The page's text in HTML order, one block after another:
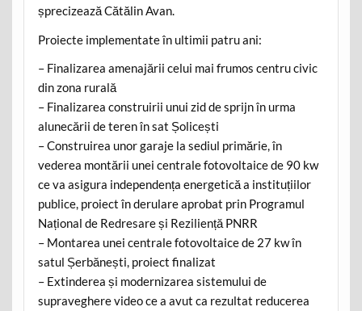
șprecizează Cătălin Avan.
Proiecte implementate în ultimii patru ani:
– Finalizarea amenajării celui mai frumos centru civic
din zona rurală
– Finalizarea construirii unui zid de sprijn în urma
alunecării de teren în sat Șolicești
– Construirea unor garaje la sediul primărie, în
vederea montării unei centrale fotovoltaice de 90 kw
ce va asigura independența energetică a instituțiilor
publice, proiect în derulare aprobat prin Programul
Național de Redresare și Reziliență PNRR
– Montarea unei centrale fotovoltaice de 27 kw în
satul Șerbănești, proiect finalizat
– Extinderea și modernizarea sistemului de
supraveghere video ce a avut ca rezultat reducerea